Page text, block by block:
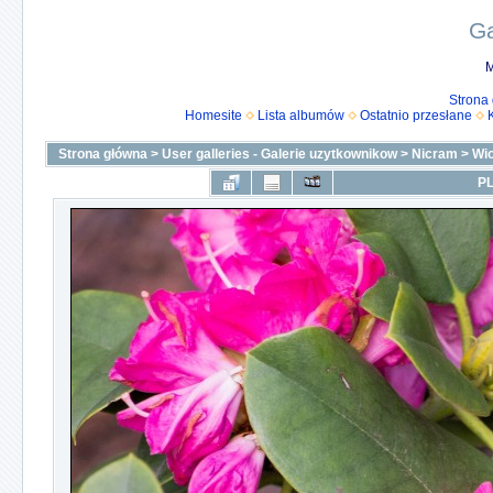
Strona
Homesite
Lista albumów Ostatnio przesłane
Strona główna > User galleries - Galerie uzytkownikow> Nicram >